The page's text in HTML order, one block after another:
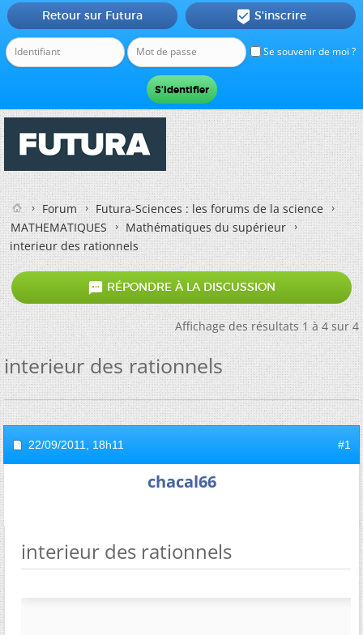
Se souvenir de moi ?
Retour sur Futura  S'inscrire
Forum
Futura-Sciences : les forums de la science
MATHEMATIQUES
Mathématiques du supérieur
interieur des rationnels
 RÉPONDRE À LA DISCUSSION
Affichage des résultats 1 à 4 sur 4
interieur des rationnels
22/09/2011, 18h11 #1
chacal66
interieur des rationnels